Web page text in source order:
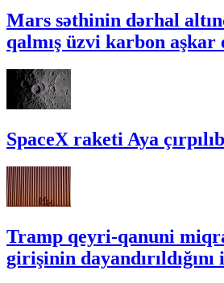
Mars səthinin dərhal
qalmış üzvi karbon aşkar
SpaceX raketi Aya çırpılıb
Tramp qeyri-qanuni
girişinin